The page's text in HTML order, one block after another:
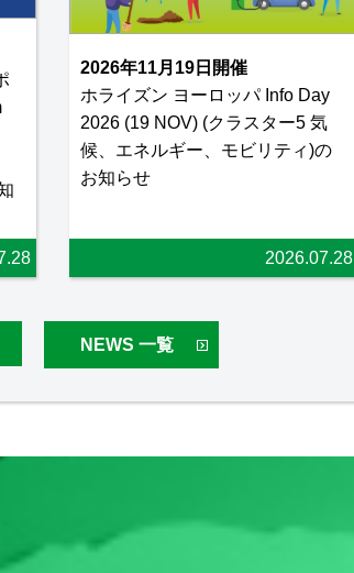
2026年11月19日開催
ホライズン ヨーロッパ Info Day
2026 (19 NOV) (クラスター5 気
候、エネルギー、モビリティ)の
お知らせ
2026.07.28
NEWS 一覧